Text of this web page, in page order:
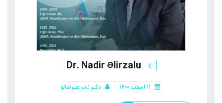
Dr. Nadir Əlirzalu
دکتر نادر علیرضالو